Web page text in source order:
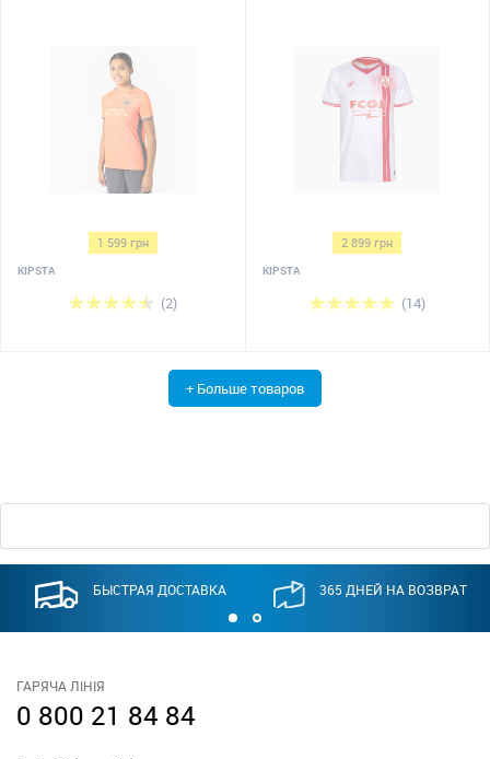
1 599 грн
KIPSTA
(2)
2 899 грн
KIPSTA
(14)
+ Больше товаров
БЫСТРАЯ ДОСТАВКА 365 ДНЕЙ НА ВОЗВРАТ
ГАРЯЧА ЛІНІЯ
0 800 21 84 84